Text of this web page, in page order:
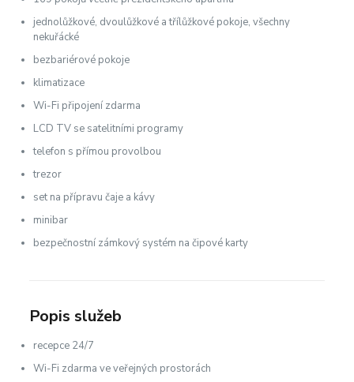
jednolůžkové, dvoulůžkové a třílůžkové pokoje, všechny
nekuřácké
bezbariérové pokoje
klimatizace
Wi-Fi připojení zdarma
LCD TV se satelitními programy
telefon s přímou provolbou
trezor
set na přípravu čaje a kávy
minibar
bezpečnostní zámkový systém na čipové karty
Popis služeb
recepce 24/7
Wi-Fi zdarma ve veřejných prostorách